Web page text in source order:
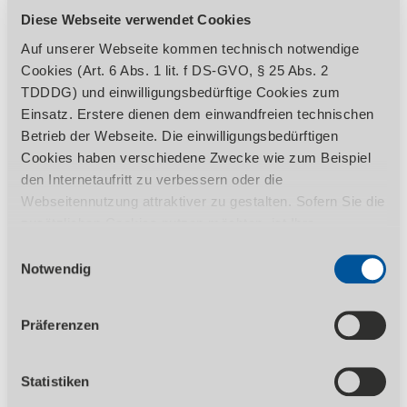
Diese Webseite verwendet Cookies
Auf unserer Webseite kommen technisch notwendige
Cookies (Art. 6 Abs. 1 lit. f DS-GVO, § 25 Abs. 2
TDDDG) und einwilligungsbedürftige Cookies zum
Einsatz. Erstere dienen dem einwandfreien technischen
Betrieb der Webseite. Die einwilligungsbedürftigen
Cookies haben verschiedene Zwecke wie zum Beispiel
den Internetaufritt zu verbessern oder die
Webseitennutzung attraktiver zu gestalten. Sofern Sie die
1 TDDDG erforderlich. Ihre erteilte Einwilligung können
Sie jederzeit durch Aufruf des Consent-Banners mit
Wirkung für die Zukunft widerrufen. Nähere Informationen
zu den einzelnen Cookies und die damit in Verbindung
Datenschutzerklärung
Notwendig
Präferenzen
Statistiken
Produktdetails
BESCHREIBUNG
HERAUSSTELLUNGSMERKMALE
TECHNISCHE DATEN LIEFERUMFANG
HERSTELLER
Touchscreen NC-Steuerung CybTouch 8 im
NC-gesteuerter Hinteranschlag (5-1000mm)